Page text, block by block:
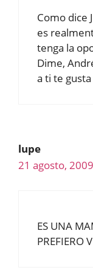
Como dice
es
tenga la
Dime,
a ti te
lupe
21 agosto,
ES UNA
PREFIERO